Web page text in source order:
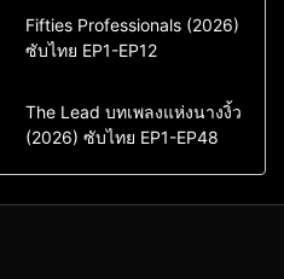
Action & Adventure
Comedy
Drama
ซีรี่ย์เกาหลีซับไทย
Fifties Professionals (2026)
ซับไทย EP1-EP12
Drama
ซีรี่ย์จีน
ซีรี่ย์จีนซับไทย
The Lead บทเพลงแห่งนางงิ้ว
(2026) ซับไทย EP1-EP48